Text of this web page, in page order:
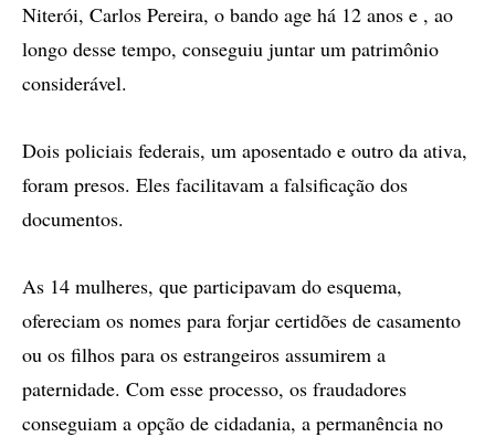
Niterói, Carlos Pereira, o bando age há 12 anos e , ao
longo desse tempo, conseguiu juntar um patrimônio
considerável.
Dois policiais federais, um aposentado e outro da ativa,
foram presos. Eles facilitavam a falsificação dos
documentos.
As 14 mulheres, que participavam do esquema,
ofereciam os nomes para forjar certidões de casamento
ou os filhos para os estrangeiros assumirem a
paternidade. Com esse processo, os fraudadores
conseguiam a opção de cidadania, a permanência no